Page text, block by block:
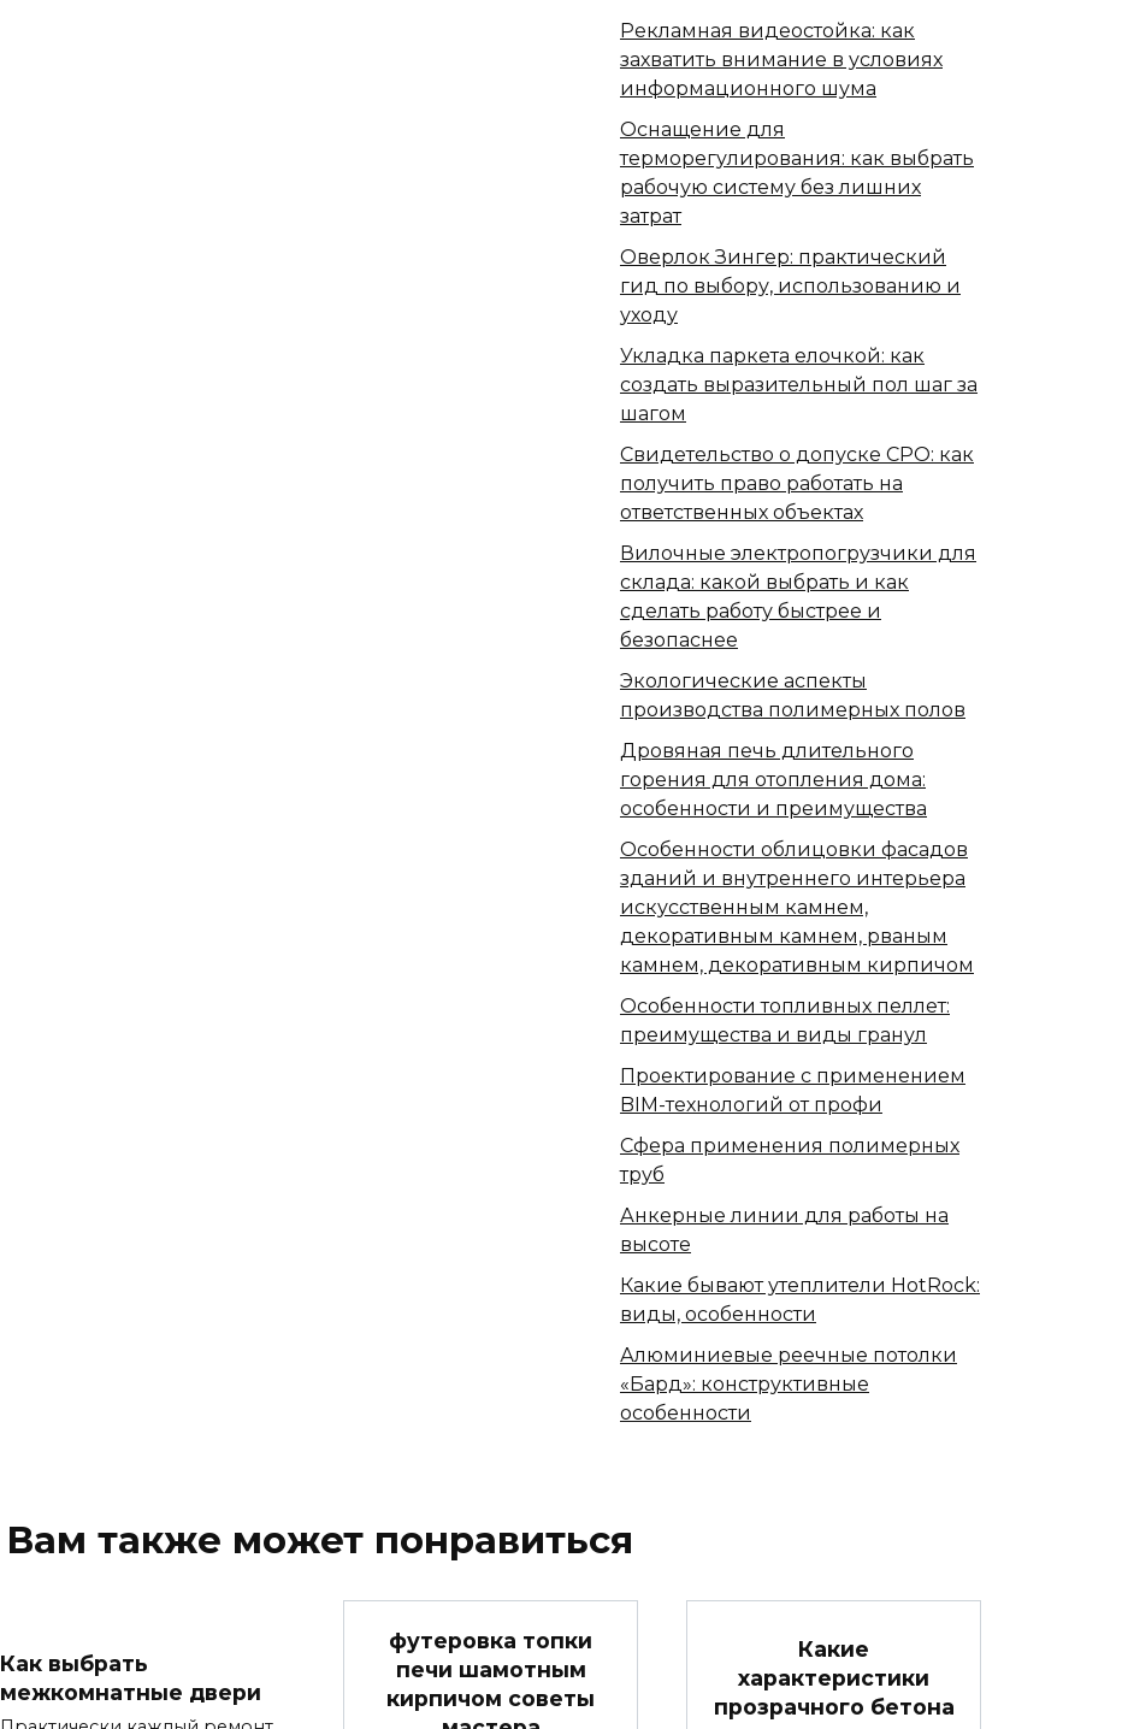
Рекламная видеостойка: как
захватить внимание в условиях
информационного шума
Оснащение для
терморегулирования: как выбрать
рабочую систему без лишних
затрат
Оверлок Зингер: практический
гид по выбору, использованию и
уходу
Укладка паркета елочкой: как
создать выразительный пол шаг за
шагом
Свидетельство о допуске СРО: как
получить право работать на
ответственных объектах
Вилочные электропогрузчики для
склада: какой выбрать и как
сделать работу быстрее и
безопаснее
Экологические аспекты
производства полимерных полов
Дровяная печь длительного
горения для отопления дома:
особенности и преимущества
Особенности облицовки фасадов
зданий и внутреннего интерьера
искусственным камнем,
декоративным камнем, рваным
камнем, декоративным кирпичом
Особенности топливных пеллет:
преимущества и виды гранул
Проектирование с применением
BIM-технологий от профи
Сфера применения полимерных
труб
Анкерные линии для работы на
высоте
Какие бывают утеплители HotRock:
виды, особенности
Алюминиевые реечные потолки
«Бард»: конструктивные
особенности
Вам также может понравиться
Как выбрать
межкомнатные двери
футеровка топки
печи шамотным
кирпичом советы
Какие
характеристики
прозрачного бетона